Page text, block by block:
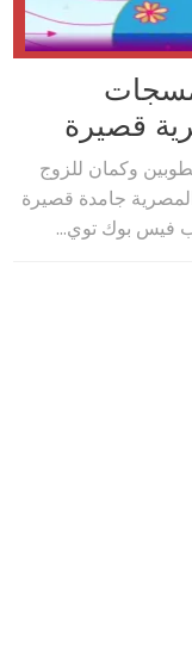
أجمل مسجات
قصيرة
وكمان للزوج
المصرية جامدة قصيرة